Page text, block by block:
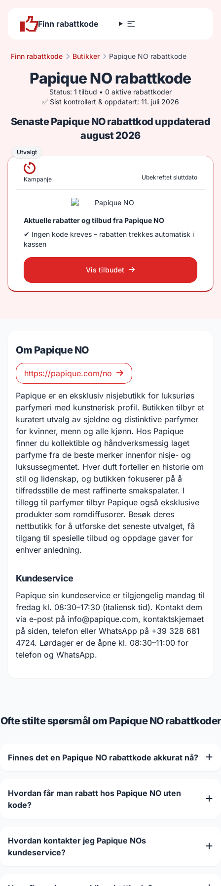
Finn rabattkode
Finn rabattkode Butikker Papique NO rabattkode
Papique NO rabattkode
Status: 1 tilbud • 0 aktive rabattkoder
✅ Sist kontrollert & oppdatert: 11. juli 2026
Senaste Papique NO rabattkod uppdaterad
august 2026
Utvalgt
Utvalgt
Kampanje Ubekreftet sluttdato
Aktuelle rabatter og tilbud fra Papique NO
✔ Ingen kode kreves – rabatten trekkes automatisk i
kassen
Vis tilbudet
Om Papique NO
https://papique.com/no
Papique er en eksklusiv nisjebutikk for luksuriøs
parfymeri med kunstnerisk profil. Butikken tilbyr et
kuratert utvalg av sjeldne og distinktive parfymer
for kvinner, menn og alle kjønn. Hos Papique
finner du kollektible og håndverksmessig laget
parfyme fra de beste merker innenfor nisje- og
luksussegmentet. Hver duft forteller en historie om
stil og lidenskap, og butikken fokuserer på å
tilfredsstille de mest raffinerte smakspalater. I
tillegg til parfymer tilbyr Papique også eksklusive
produkter som romdiffusorer. Besøk deres
nettbutikk for å utforske det seneste utvalget, få
tilgang til spesielle tilbud og oppdage gaver for
enhver anledning.
Kundeservice
Papique sin kundeservice er tilgjengelig mandag til
fredag kl. 08:30–17:30 (italiensk tid). Kontakt dem
via e-post på info@papique.com, kontaktskjemaet
på siden, telefon eller WhatsApp på +39 328 681
4724. Lørdager er de åpne kl. 08:30–11:00 for
telefon og WhatsApp.
Ofte stilte spørsmål om Papique NO rabattkoder
Finnes det en Papique NO rabattkode akkurat nå?
Hvordan får man rabatt hos Papique NO uten
kode?
Hvordan kontakter jeg Papique NOs
kundeservice?